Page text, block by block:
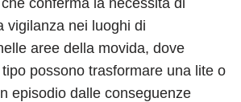
vigilanza nei luoghi di
aree della movida, dove
possono trasformare una lite o
episodio dalle conseguenze